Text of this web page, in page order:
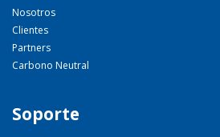
Nosotros
Clientes
Partners
Carbono Neutral
Soporte